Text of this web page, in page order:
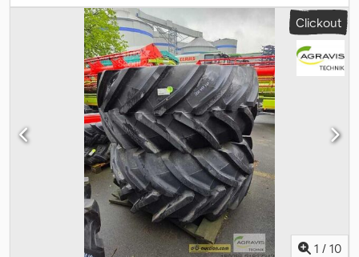
Bolzendurchmesser 20mm Einpresstiefe 220mm 540/65R30 Mitas
AC65 / Verstellfelge Dodpfx Ajrf Udkeh Tjwa Nabe 150mm
Lochkreis 210mm Bolzendurchmesser 20mm Einpresstiefe
240mm Auf diese Maschine können Sie Online bieten Der
Startpreis beträgt 100.00 EUR excl. MwSt. Registrieren Sie sich
kostenlos und bieten Sie mit. Hier geht es zur Auktion: ----- -----
Exciting Online Auction! Start bidding on NOW! ab-auction
Clickout
1 / 10